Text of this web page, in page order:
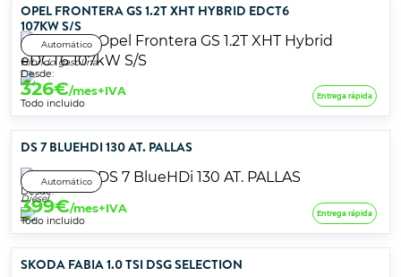
OPEL FRONTERA GS 1.2T XHT HYBRID EDCT6
107KW S/S
Automático
Híbrido gasolina
Desde:
326€/mes+IVA
Todo incluido
Entrega rápida
DS 7 BLUEHDI 130 AT. PALLAS
Automático
Diésel
Desde:
399€/mes+IVA
Todo incluido
Entrega rápida
SKODA FABIA 1.0 TSI DSG SELECTION